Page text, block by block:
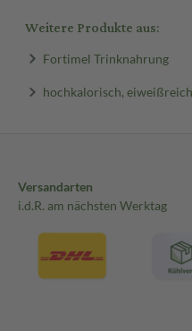
Weitere Produkte aus:
Fortimel Trinknahrung
hochkalorisch,
Versandarten
i.d.R. am nächsten Werktag